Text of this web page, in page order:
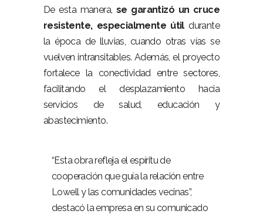
De esta manera, se garantizó un cruce
resistente, especialmente útildurante
la época de lluvias, cuando otras vías se
vuelven intransitables. Además, el proyecto
fortalece la conectividad entre sectores,
facilitando el desplazamiento hacia
servicios de salud, educación y
abastecimiento.
“Esta obra refleja el espíritu de
cooperación que guía la relación entre
Lowell y las comunidades vecinas”,
destacó la empresa en su comunicado